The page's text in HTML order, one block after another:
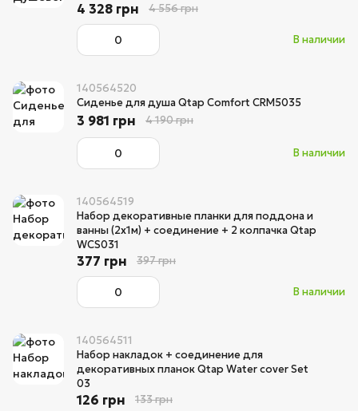
В наличии
4 328 грн 4 556 грн
140564520
Сиденье для душа Qtap Comfort CRM5035
В наличии
3 981 грн 4 190 грн
140564519
Набор декоративные планки для поддона и
ванны (2x1м) + соединение + 2 колпачка Qtap
WCS031
В наличии
377 грн 397 грн
140564511
Набор накладок + соединение для
декоративных планок Qtap Water cover Set
03
126 грн 133 грн